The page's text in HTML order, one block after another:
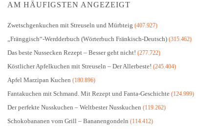
AM HÄUFIGSTEN ANGEZEIGT
Zwetschgenkuchen mit Streuseln und Mürbteig (407.927)
„Fränggisch“-Werdderbuch (Wörterbuch Fränkisch-Deutsch) (315.462)
Das beste Nussecken Rezept – Besser geht nicht! (277.722)
Köstlicher Apfelkuchen mit Streuseln – Der Allerbeste! (245.404)
Apfel Marzipan Kuchen (180.896)
Fantakuchen mit Schmand. Mit Rezept und Fanta-Geschichte (124.999)
Der perfekte Nusskuchen – Weltbester Nusskuchen (119.262)
Schokobananen vom Grill – Bananengondeln (114.412)